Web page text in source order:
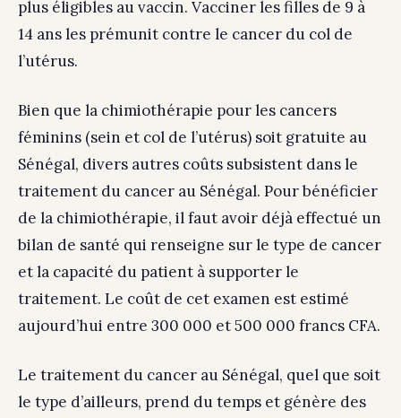
plus éligibles au vaccin. Vacciner les filles de 9 à
14 ans les prémunit contre le cancer du col de
l’utérus.
Bien que la chimiothérapie pour les cancers
féminins (sein et col de l’utérus) soit gratuite au
Sénégal, divers autres coûts subsistent dans le
traitement du cancer au Sénégal. Pour bénéficier
de la chimiothérapie, il faut avoir déjà effectué un
bilan de santé qui renseigne sur le type de cancer
et la capacité du patient à supporter le
traitement. Le coût de cet examen est estimé
aujourd’hui entre 300 000 et 500 000 francs CFA.
Le traitement du cancer au Sénégal, quel que soit
le type d’ailleurs, prend du temps et génère des